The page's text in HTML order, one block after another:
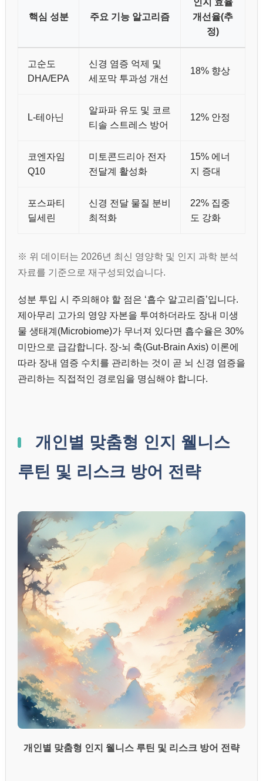
핵심 성분 주요 기능 알고리즘
개선율(추
정)
고순도
DHA/EPA
신경 염증 억제 및
세포막 투과성 개선
18% 향상
L-테아닌
알파파 유도 및 코르
티솔 스트레스 방어
12% 안정
코엔자임
Q10
미토콘드리아 전자
전달계 활성화
15% 에너
지 증대
포스파티
딜세린
신경 전달 물질 분비
최적화
22% 집중
도 강화
※ 위 데이터는 2026년 최신 영양학 및 인지 과학 분석
자료를 기준으로 재구성되었습니다.
성분 투입 시 주의해야 할 점은 ‘흡수 알고리즘’입니다.
제아무리 고가의 영양 자본을 투여하더라도 장내 미생
물 생태계(Microbiome)가 무너져 있다면 흡수율은 30%
미만으로 급감합니다. 장-뇌 축(Gut-Brain Axis) 이론에
따라 장내 염증 수치를 관리하는 것이 곧 뇌 신경 염증을
관리하는 직접적인 경로임을 명심해야 합니다.
개인별 맞춤형 인지 웰니스
루틴 및 리스크 방어 전략
개인별 맞춤형 인지 웰니스 루틴 및 리스크 방어 전략